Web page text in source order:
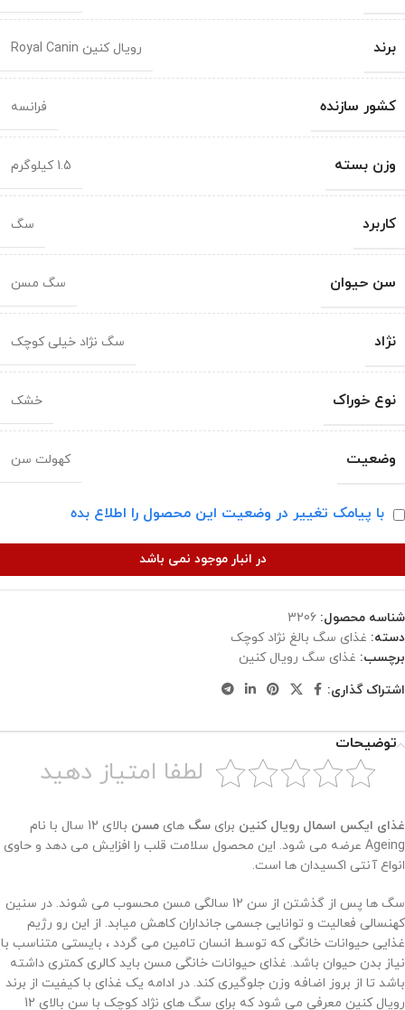
برند رویال کنین Royal Canin
کشور سازنده فرانسه
وزن بسته 1.5 کیلوگرم
کاربرد سگ
سن حیوان سگ مسن
نژاد سگ نژاد خیلی کوچک
نوع خوراک خشک
وضعیت کهولت سن
با پیامک تغییر در وضعیت این محصول را اطلاع بده
در انبار موجود نمی باشد
شناسه محصول: 3206
دسته: غذای سگ بالغ نژاد کوچک
برچسب: غذای سگ رویال کنین
اشتراک گذاری:
توضیحات
لطفا امتیاز دهید
غذای ایکس اسمال رویال کنین برای سگ های مسن
بالای 12 سال با نام
Ageing عرضه می شود. این محصول سلامت قلب را افزایش می دهد و حاوی
انواع آنتی اکسیدان ها است.
سگ ها پس از گذشتن از سن 12 سالگی مسن محسوب می شوند. در سنین
کهنسالی فعالیت و توانایی جسمی جانداران کاهش میابد. از این رو رژیم
غذایی حیوانات خانگی که توسط انسان تامین می گردد ، بایستی متناسب با
نیاز بدن حیوان باشد. غذای حیوانات خانگی مسن باید کالری کمتری داشته
باشد تا از بروز اضافه وزن جلوگیری کند. در ادامه یک غذای با کیفیت از برند
رویال کنین معرفی می شود که برای سگ های نژاد کوچک با سن بالای 12